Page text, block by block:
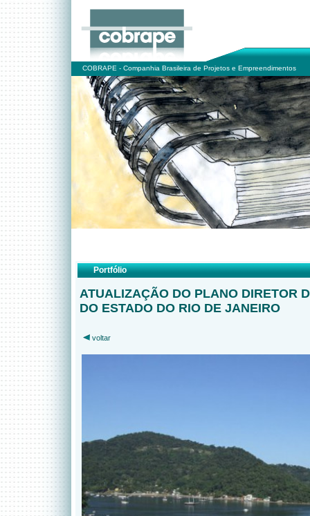
COBRAPE - Companhia Brasileira de Projetos e Empreendimentos
Portfólio
ATUALIZAÇÃO DO PLANO DIRETOR
DO ESTADO DO RIO DE JANEIRO
voltar